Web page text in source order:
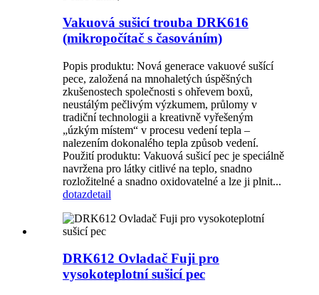
Vakuová sušicí trouba DRK616
(mikropočítač s časováním)
Popis produktu: Nová generace vakuové sušící
pece, založená na mnohaletých úspěšných
zkušenostech společnosti s ohřevem boxů,
neustálým pečlivým výzkumem, průlomy v
tradiční technologii a kreativně vyřešeným
„úzkým místem“ v procesu vedení tepla –
nalezením dokonalého tepla způsob vedení.
Použití produktu: Vakuová sušicí pec je speciálně
navržena pro látky citlivé na teplo, snadno
rozložitelné a snadno oxidovatelné a lze ji plnit...
dotazdetail
DRK612 Ovladač Fuji pro
vysokoteplotní sušicí pec